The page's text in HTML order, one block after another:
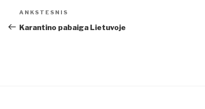
Navigacija
tarp
Ankstesnis
įrašas
ANKSTESNIS
Karantino pabaiga Lietuvoje